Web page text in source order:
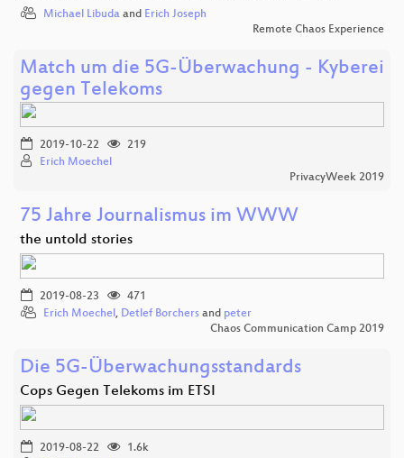
Michael Libuda and Erich Joseph
Remote Chaos Experience
Match um die 5G-Überwachung - Kyberei
gegen Telekoms
2019-10-22
219
Erich Moechel
PrivacyWeek 2019
75 Jahre Journalismus im WWW
the untold stories
2019-08-23
471
Erich Moechel, Detlef Borchers and peter
Chaos Communication Camp 2019
Die 5G-Überwachungsstandards
Cops Gegen Telekoms im ETSI
2019-08-22
1.6k